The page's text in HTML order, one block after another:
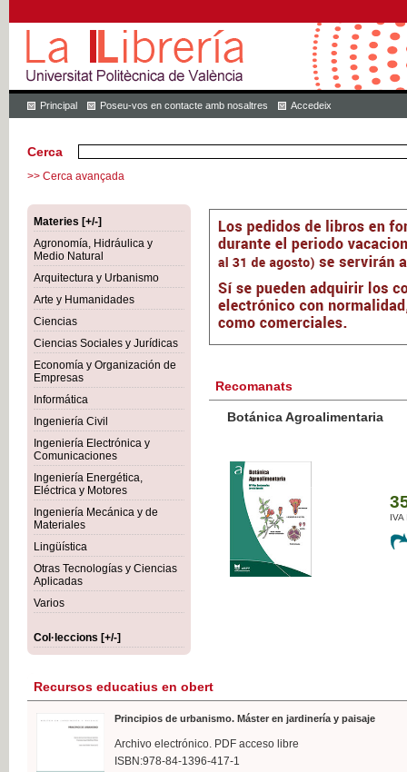
Principal Poseu-vos en contacte amb nosaltres Accedeix
Cerca
>> Cerca avançada
Materies [+/-]
Agronomía, Hidráulica y
Medio Natural
Arquitectura y Urbanismo
Arte y Humanidades
Ciencias
Ciencias Sociales y Jurídicas
Economía y Organización de
Empresas
Informática
Ingeniería Civil
Ingeniería Electrónica y
Comunicaciones
Ingeniería Energética,
Eléctrica y Motores
Ingeniería Mecánica y de
Materiales
Lingüística
Otras Tecnologías y Ciencias
Aplicadas
Varios
Col·leccions [+/-]
Recomanats
Botánica Agroalimentaria
IVA
Recursos educatius en obert
Principios de urbanismo. Máster en jardinería y paisaje
Archivo electrónico. PDF acceso libre
ISBN:978-84-1396-417-1